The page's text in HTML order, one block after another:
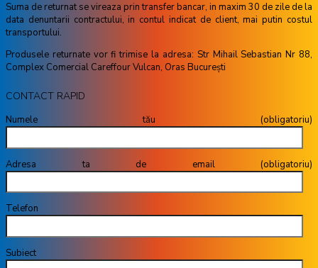
Suma de returnat se vireaza prin transfer bancar, in maxim 30 de zile de la
data denuntarii contractului, in contul indicat de client, mai putin costul
transportului.
Produsele returnate vor fi trimise la adresa: Str Mihail Sebastian Nr 88,
Complex Comercial Careffour Vulcan, Oras București
CONTACT RAPID
Numele tău (obligatoriu)
Adresa ta de email (obligatoriu)
Telefon
Subiect